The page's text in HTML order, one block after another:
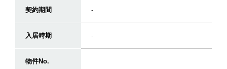
契約期間 -
入居時期 -
物件No.